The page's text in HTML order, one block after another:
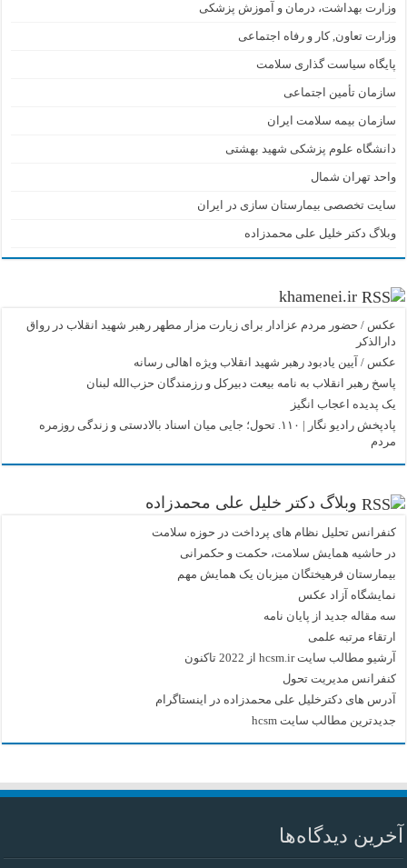
وزارت بهداشت، درمان و آموزش پزشکی
وزارت تعاون, کار و رفاه اجتماعی
پایگاه سیاست گذاری سلامت
سازمان تأمین اجتماعی
سازمان بیمه سلامت ایران
دانشگاه علوم پزشکی شهید بهشتی
واحد تهران شمال
سایت تخصصی بیمارستان سازی در ایران
وبلاگ دکتر خلیل علی محمدزاده
khamenei.ir
عکس / حضور مردم عزادار برای زیارت مزار مطهر رهبر شهید انقلاب در رواق
دارالذکر
عکس / آیین یادبود رهبر شهید انقلاب ویژه اهالی رسانه
پاسخ رهبر انقلاب به نامه بیعت دبیرکل و رزمندگان حزب‌الله لبنان
یک پدیده اعجاب انگیز
پادپخش رادیو نگار | ۱۱۰. تحول؛ جایی میان اسناد بالادستی و زندگی روزمره
مردم
وبلاگ دکتر خلیل علی محمدزاده
کنفرانس تحلیل نظام های پرداخت در حوزه سلامت
در حاشیه همایش سلامت، حکمت و حکمرانی
بیمارستان فرهیختگان میزبان یک همایش مهم
نمایشگاه آزاد عکس
سه مقاله جدید از پایان نامه
ارتقاء مرتبه علمی
آرشیو مطالب سایت hcsm.ir از 2022 تاکنون
کنفرانس مدیریت تحول
آدرس های دکترخلیل علی محمدزاده در اینستاگرام
جدیدترین مطالب سایت hcsm
آخرین دیدگاه‌ها